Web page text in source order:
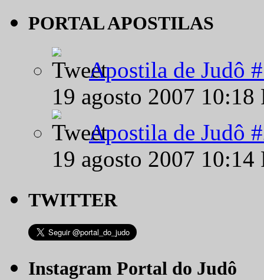
PORTAL APOSTILAS
Apostila de Judô
19 agosto 2007
Apostila de Judô
19 agosto 2007
TWITTER
Instagram Portal do Judô